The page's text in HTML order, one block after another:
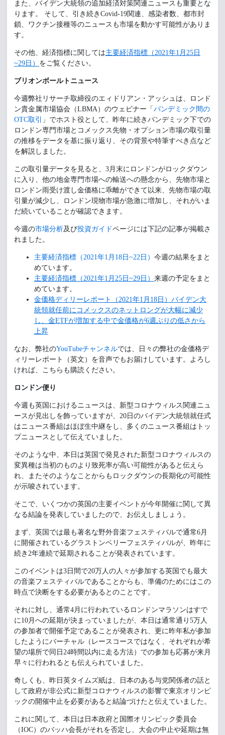
また、バイデン大統領の追加経済対策関連ニュースも重要とな
ります。 そして、引き続きCovid-19関連、感染者数、都市封
鎖、ワクチン接種等のニュースも市場を動かす可能性がありま
す。
その他、経済指標に関しては主要経済指標（2021年1月25日
~29日） をご覧ください。
ブリオンボールトニュース
今週弊社リサーチ取締役のエィドリアン・アッシュは、ロンド
ン貴金属市場協会（LBMA）のウェビナー「 パンデミック間の
OTC取引
」でホスト役として、昨年に続きパンデミック下での
ロンドン専門市場とコメックス先物・オプション市場の取引量
の推移をデータを基に振り返り、その背景や特筆すべき点など
を解説しました。
この取引量データを見ると、3月末にロンドンがロックダウン
に入り、他の地金専門市場への輸送への懸念から、先物市場と
ロンドン雨受け渡し金価格に乖離ができて以来、先物市場の取
引量が減少し、ロンドン現物市場が急激に増加し、それがいま
だ続いていることが確認できます。
今週の市場分析及び投資ガイドページには下記の記事が掲載さ
れました。
主要経済指標（2021年1月18日~22日） 今週の結果をまと
めています。
主要経済指標（2021年1月25日~29日） 来週の予定をまと
めています。
金価格ディリーレポート（2021年1月18日）バイデン大
統領就任前にコメックスのネットロングが大幅に減少
し、金ETFが増加する中で金価格が6週ぶりの低さから
上昇
なお、弊社のYouTubeチャンネルでは、日々の弊社の金価格デ
ィリーレポート（英文）を音声でもお届けしています。よろし
ければ、こちらも購読ください。
ロンドン便り
今週も英国におけるニュースは、新型コロナウィルス関連ニュ
ースが見出しを飾っていますが、20日のバイデン大統領就任式
はニュース番組はほぼ生中継をし、多くのニュース番組はトッ
プニュースとして伝えていました。
そのような中、本日は英国で発見された新型コロナウィルスの
変異種は当初のものより致死率が高い可能性があると伝えら
れ、またそのようなことからもロックダウンの長期化の可能性
が示唆されています。
そこで、いくつかの英国の主要イベントが今年開催に関して異
なる結論を発表していましたので、お伝えしましょう。
まず、英国では最も著名な野外音楽フェスティバルで通常6月
に開催されているグラストンベリーフェスティバルが、昨年に
続き2年連続で延期されることが発表されています。
このイベントは3日間で20万人の人々が参加する英国でも最大
の音楽フェスティバルであることからも、準備のためにはこの
時点で決断をする必要があるとのことです。
それに対し、通常4月に行われているロンドンマラソンはすで
に10月への延期が決まっていましたが、本日は通常通り5万人
の参加者で開催予定であることが発表され、更に昨年私が参加
したようにバーチャル（レースコースではなく、それぞれが希
望の場所で同日24時間以内に走る方法）での参加も応募が来月
早々に行われるとも伝えられていました。
奇しくも、昨日英タイムズ紙は、日本のある与党関係者の話と
して政府が非公式に新型コロナウィルスの影響で東京オリンピ
ックの開催中止を必要があると結論づけたと伝えていました。
これに関して、本日は日本政府と国際オリンピック委員会
（IOC）のバッハ会長がそれを否定し、大会の中止や延期は無